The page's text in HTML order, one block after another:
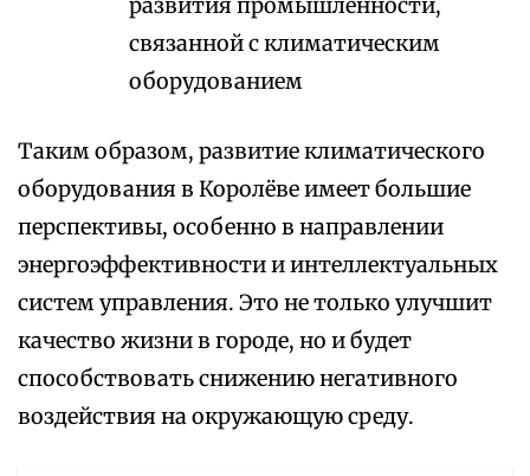
развития промышленности,
связанной с климатическим
оборудованием
Таким образом, развитие климатического
оборудования в Королёве имеет большие
перспективы, особенно в направлении
энергоэффективности и интеллектуальных
систем управления. Это не только улучшит
качество жизни в городе, но и будет
способствовать снижению негативного
воздействия на окружающую среду.